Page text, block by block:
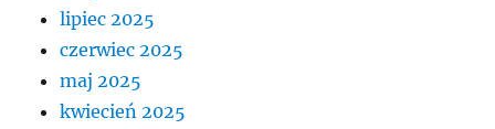
lipiec 2025
czerwiec 2025
maj 2025
kwiecień 2025